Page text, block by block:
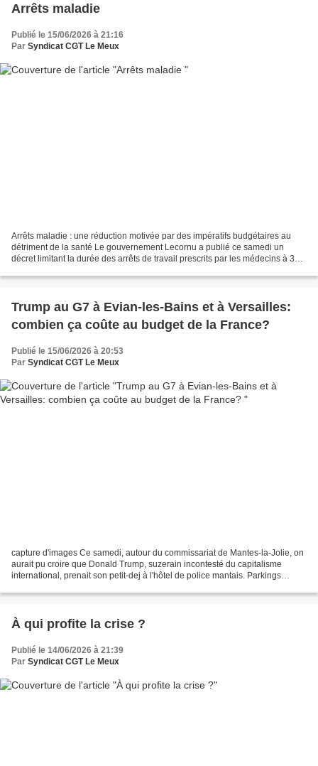
Arrêts maladie
Publié le 15/06/2026 à 21:16
Par Syndicat CGT Le Meux
Arrêts maladie : une réduction motivée par des impératifs budgétaires au
détriment de la santé Le gouvernement Lecornu a publié ce samedi un
décret limitant la durée des arrêts de travail prescrits par les médecins à 31
Trump au G7 à Evian-les-Bains et à Versailles:
combien ça coûte au budget de la France?
Publié le 15/06/2026 à 20:53
Par Syndicat CGT Le Meux
capture d'images Ce samedi, autour du commissariat de Mantes-la-Jolie, on
aurait pu croire que Donald Trump, suzerain incontesté du capitalisme
international, prenait son petit-dej à l'hôtel de police mantais. Parkings
À qui profite la crise ?
Publié le 14/06/2026 à 21:39
Par Syndicat CGT Le Meux